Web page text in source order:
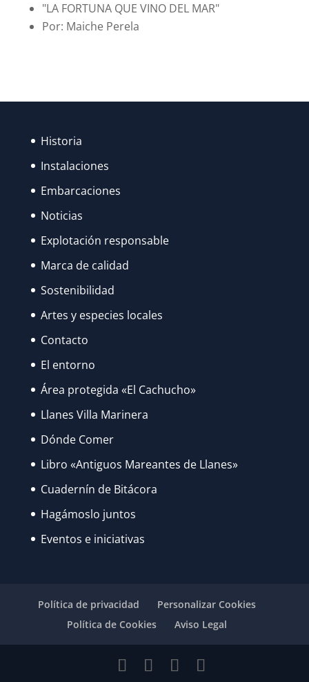
"LA FORTUNA QUE VINO DEL MAR"
Por: Maiche Perela
Historia
Instalaciones
Embarcaciones
Noticias
Explotación responsable
Marca de calidad
Sostenibilidad
Artes y especies locales
Contacto
El entorno
Área protegida «El Cachucho»
Llanes Villa Marinera
Dónde Comer
Libro «Antiguos Mareantes de Llanes»
Cuadernín de Bitácora
Hagámoslo juntos
Eventos e iniciativas
Política de privacidad
Personalizar Cookies
Política de Cookies
Aviso Legal